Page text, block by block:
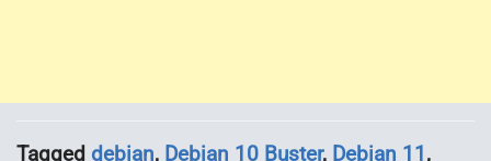
Tagged debian, Debian 10 Buster, Debian 11,